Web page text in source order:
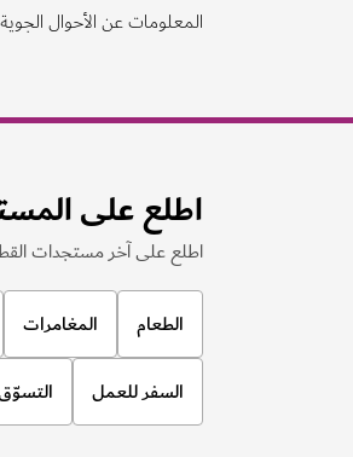
المعلومات عن الأحوال
اطلع على
اطلع على آخر مستجدات
الطعام المغامرات
السفر للعمل